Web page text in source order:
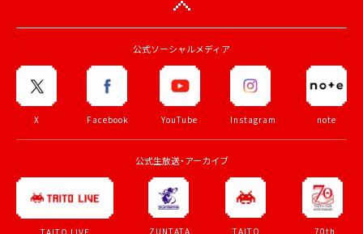
公式ソーシャルメディア
X Facebook YouTube Instagram note
公式生放送・アーカイブ
ZUNTATA TAITO 70th